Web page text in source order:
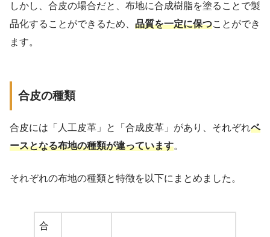
しかし、合皮の場合だと、布地に合成樹脂を塗ることで製
品化することができるため、 品質を一定に保つことができ
ます。
合皮の種類
合皮には「人工皮革」と「合成皮革」があり、それぞれベ
ースとなる布地の種類が違っています。
それぞれの布地の種類と特徴を以下にまとめました。
合